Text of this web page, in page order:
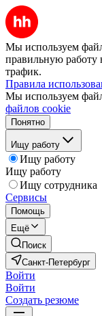
Мы используем
правильную работу
трафик.
Правила
Мы используем
файлов cookie
Понятно
Ищу работу
Ищу работу
Ищу работу
Ищу сотрудника
Сервисы
Помощь
Ещё
Поиск
Санкт-Петербург
Войти
Войти
Создать резюме